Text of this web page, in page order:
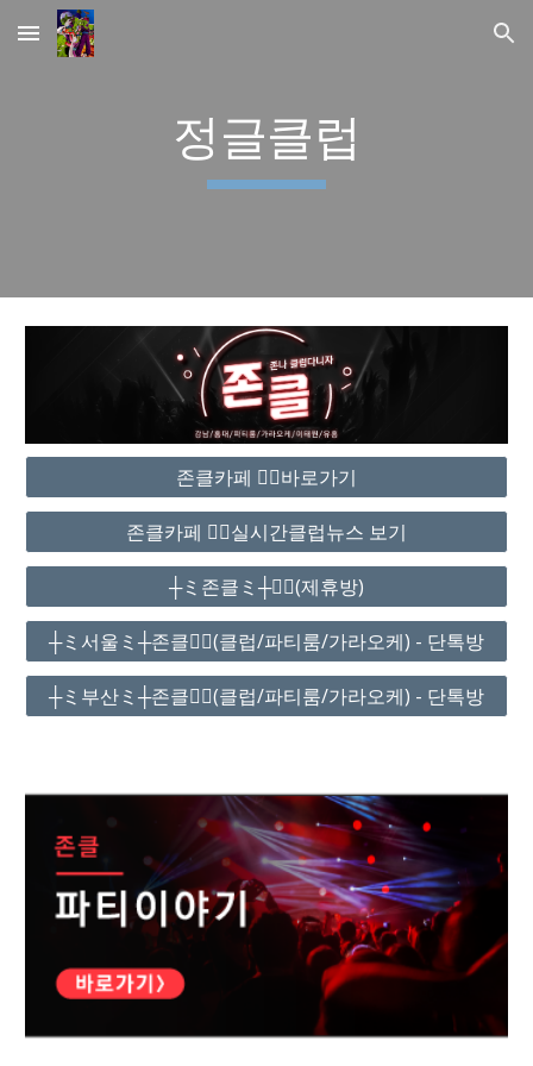
Skip to main content Skip to navigation
정글클럽
존클카페 ❤️‍🔥바로가기
존클카페 ❤️‍🔥실시간클럽뉴스 보기
┼ミ존클ミ┼❤️‍🔥(제휴방)
┼ミ서울ミ┼존클❤️‍🔥(클럽/파티룸/가라오케) - 단톡방
┼ミ부산ミ┼존클❤️‍🔥(클럽/파티룸/가라오케) - 단톡방